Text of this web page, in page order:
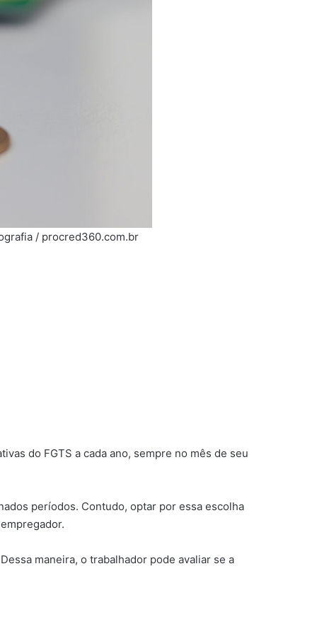
/ procred360.com.br
do FGTS a cada ano, sempre no mês de seu
períodos. Contudo, optar por essa escolha
maneira, o trabalhador pode avaliar se a